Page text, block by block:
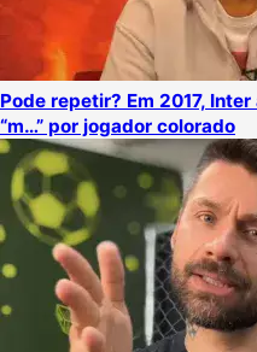
Pode repetir? Em 2017,
“m…” por jogador colorado